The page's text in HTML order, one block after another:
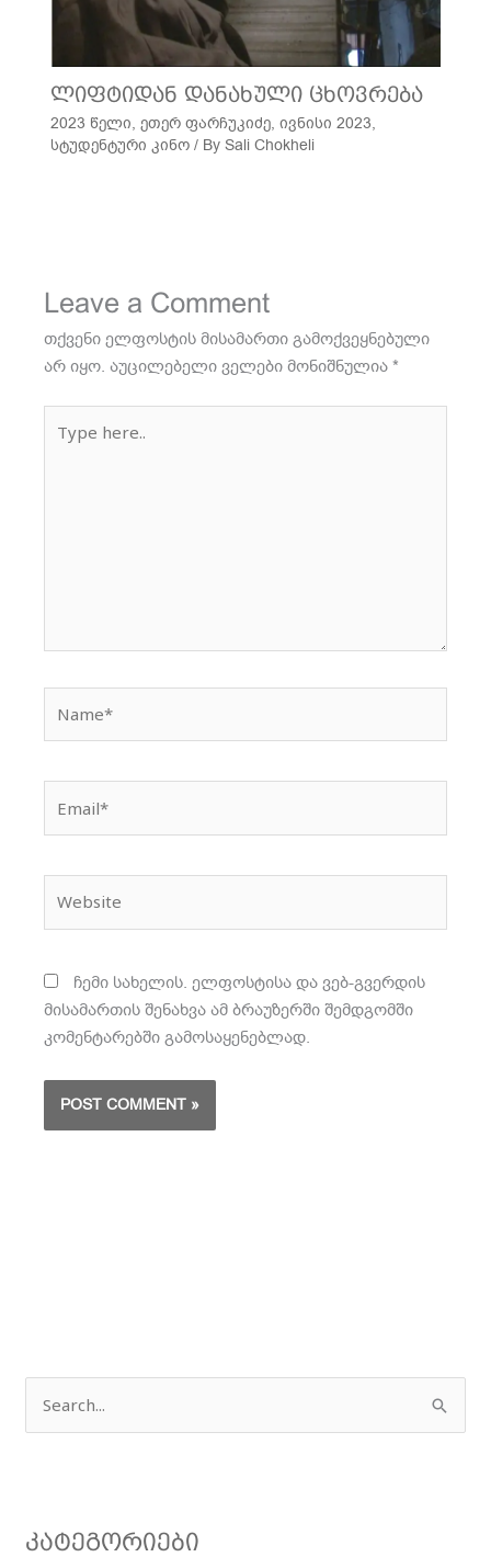
ლიფტიდან დანახული ცხოვრება
2023 წელი, ეთერ ფარჩუკიძე, ივნისი 2023,
სტუდენტური კინო/ By Sali Chokheli
Leave a Comment
თქვენი ელფოსტის მისამართი გამოქვეყნებული
არ იყო. აუცილებელი ველები მონიშნულია*
here..
ჩემი სახელის. ელფოსტისა და ვებ-გვერდის
მისამართის შენახვა ამ ბრაუზერში შემდგომში
კომენტარებში გამოსაყენებლად.
ა
კატეგორიები